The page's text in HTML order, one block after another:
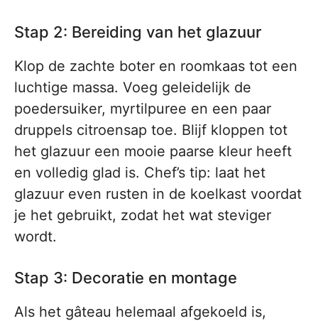
Stap 2: Bereiding van het glazuur
Klop de zachte boter en roomkaas tot een
luchtige massa. Voeg geleidelijk de
poedersuiker, myrtilpuree en een paar
druppels citroensap toe. Blijf kloppen tot
het glazuur een mooie paarse kleur heeft
en volledig glad is. Chef’s tip: laat het
glazuur even rusten in de koelkast voordat
je het gebruikt, zodat het wat steviger
wordt.
Stap 3: Decoratie en montage
Als het gâteau helemaal afgekoeld is,